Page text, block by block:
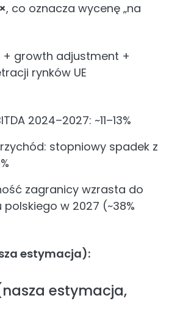
, co oznacza wycenę „na
+ growth adjustment +
rynków UE
2024–2027: ~11–13%
stopniowy spadek z
zagranicy wzrasta do
w 2027 (~38%
estymacja):
estymacja,